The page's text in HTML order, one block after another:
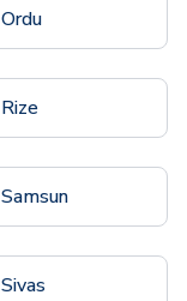
Ordu
Rize
Samsun
Sivas